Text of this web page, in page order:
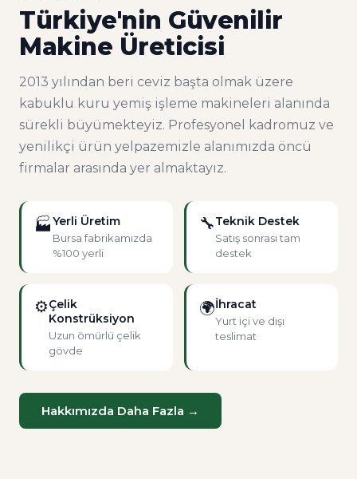
Türkiye'nin Güvenilir
Makine Üreticisi
2013 yılından beri ceviz başta olmak üzere
kabuklu kuru yemiş işleme makineleri alanında
sürekli büyümekteyiz. Profesyonel kadromuz ve
yenilikçi ürün yelpazemizle alanımızda öncü
firmalar arasında yer almaktayız.
🏭Yerli Üretim
Bursa fabrikamızda
%100 yerli
🔧Teknik Destek
Satış sonrası tam
destek
⚙Çelik
Konstrüksiyon
Uzun ömürlü çelik
gövde
🌍İhracat
Yurt içi ve dışı
teslimat
Hakkımızda Daha Fazla →